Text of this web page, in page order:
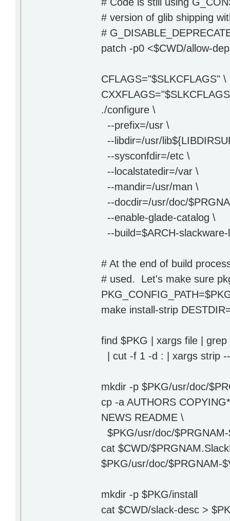
# version of glib shipping
#
patch -p0 <$CWD/allow-
CFLAGS="$SLKCFLAGS" \
./configure \
--prefix=/usr \
--libdir=/usr/
--sysconfdir=/etc \
--localstatedir=/var \
--mandir=/usr/man \
--docdir=/usr/doc/
--enable-glade-catalog \
--build=$ARCH-slackware-
# At the end of build
# used. Let's make sure
make install-strip
find $PKG | xargs file |
| cut -f 1 -d : | xargs strip
mkdir -p $PKG/usr/doc/
cp -a AUTHORS
NEWS README \
$PKG/usr/doc/
cat $CWD/
$PKG/usr/doc/$PRGNAM-
mkdir -p $PKG/install
cat $CWD/slack-desc >